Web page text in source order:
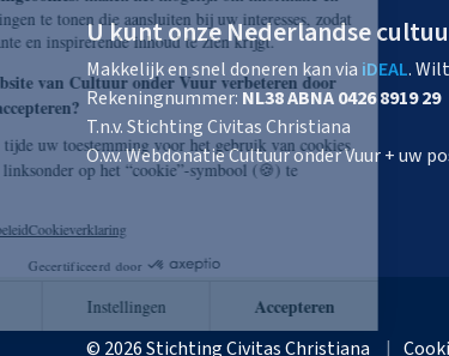
U kunt onze Nederlandse
Makkelijk en snel doneren kan via iDEAL.
Rekeningnummer:NL38 ABNA 0426 8919 29
T.n.v. Stichting Civitas Christiana
O.v.v. Webdonatie Cultuur onder Vuur + uw
© 2026 Stichting Civitas Christiana